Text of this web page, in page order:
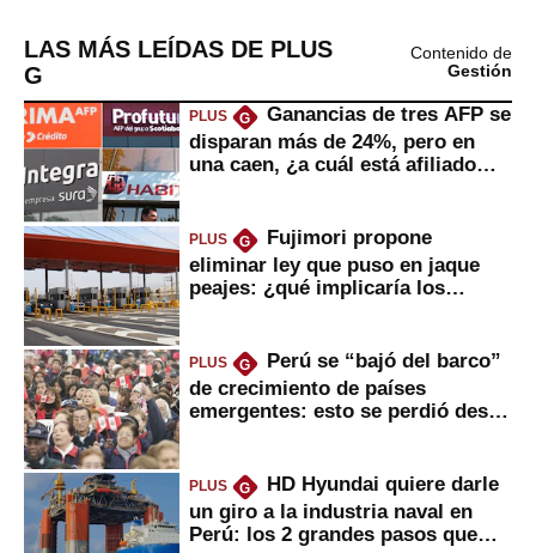
LAS MÁS LEÍDAS DE PLUS
G
Contenido de
Gestión
PLUS G
Ganancias de tres AFP se
disparan más de 24%, pero en
una caen, ¿a cuál está afiliado
PLUS G
Fujimori propone
eliminar ley que puso en jaque
peajes: ¿qué implicaría los
PLUS G
Perú se “bajó del barco”
de crecimiento de países
emergentes: esto se perdió desde
PLUS G
HD Hyundai quiere darle
un giro a la industria naval en
Perú: los 2 grandes pasos que